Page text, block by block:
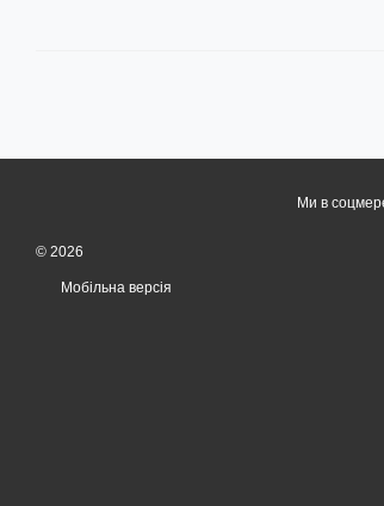
© 2026
Мобільна версія
Ми в